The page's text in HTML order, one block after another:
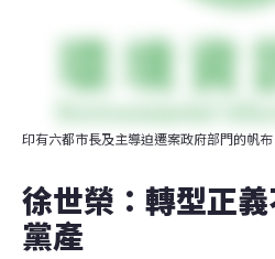
印有六都市長及主導迫遷案政府部門的帆布
徐世榮：轉型正
黨產